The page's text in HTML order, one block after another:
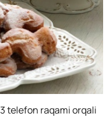
telefon raqami orqali